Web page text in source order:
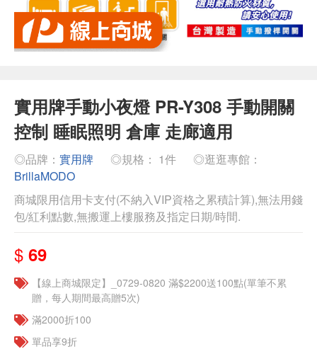
實用牌手動小夜燈 PR-Y308 手動開關
控制 睡眠照明 倉庫 走廊適用
◎品牌： 實用牌 ◎規格： 1件
◎逛逛專館：
BrillaMODO
商城限用信用卡支付(不納入VIP資格之累積計算),無法用錢
包/紅利點數,無搬運上樓服務及指定日期/時間.
$ 69
【線上商城限定】_0729-0820 滿$2200送100點(單筆不累
贈，每人期間最高贈5次)
滿2000折100
單品享9折